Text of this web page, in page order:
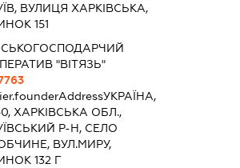
ВУЛИЦЯ ХАРКІВСЬКА,
151
"ВІТЯЗЬ"
УКРАЇНА,
ХАРКІВСЬКА ОБЛ.,
Р-Н, СЕЛО
ВУЛ.МИРУ,
132 Г